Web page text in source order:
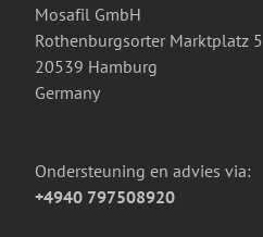
Mosafil GmbH
Rothenburgsorter Marktplatz 5
20539 Hamburg
Germany
Ondersteuning en advies via:
+4940 797508920